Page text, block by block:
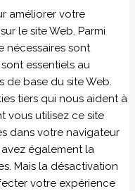
améliorer votre
le site Web. Parmi
nécessaires sont
essentiels au
base du site Web.
tiers qui nous aident à
vous utilisez ce site
dans votre navigateur
également la
Mais la désactivation
votre expérience